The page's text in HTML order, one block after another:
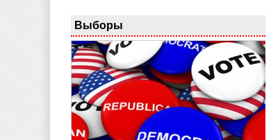
Выборы